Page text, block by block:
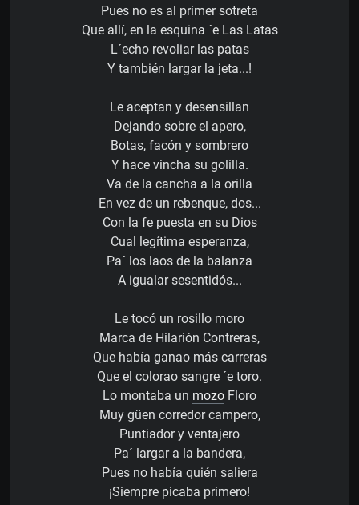
Pues no es al primer sotreta
Que allí, en la esquina ´e Las Latas
L´echo revoliar las patas
Y también largar la jeta...!
Le aceptan y desensillan
Dejando sobre el apero,
Botas, facón y sombrero
Y hace vincha su golilla.
Va de la cancha a la orilla
En vez de un rebenque, dos...
Con la fe puesta en su Dios
Cual legítima esperanza,
Pa´ los laos de la balanza
A igualar sesentidós...
Le tocó un rosillo moro
Marca de Hilarión Contreras,
Que había ganao más carreras
Que el colorao sangre ´e toro.
Lo montaba un mozo Floro
Muy güen corredor campero,
Puntiador y ventajero
Pa´ largar a la bandera,
Pues no había quién saliera
¡Siempre picaba primero!